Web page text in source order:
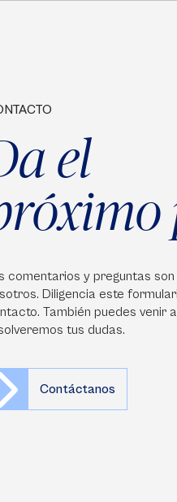
el
comentarios y preguntas
Diligencia este
También puedes venir
tus dudas.
Contáctanos